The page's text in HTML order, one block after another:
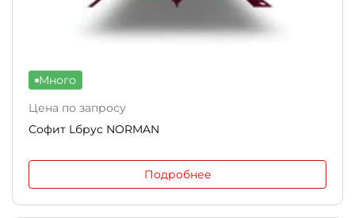
Много
Цена по запросу
Софит Lбрус NORMAN
Подробнее